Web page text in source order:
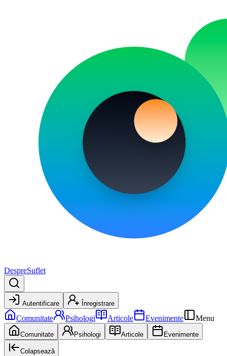
DespreSuflet
Autentificare Înregistrare
Comunitate Psihologi Articole Evenimente Menu
Comunitate Psihologi Articole Evenimente
Colapsează